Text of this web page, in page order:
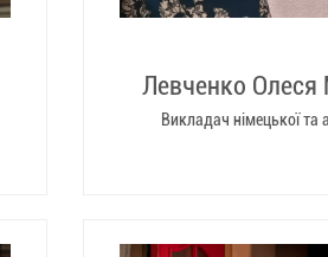
Левченко Олеся
Викладач німецької та